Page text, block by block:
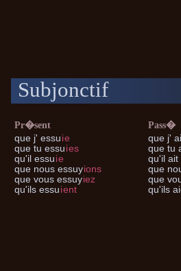
Subjonctif
Pr�sent
que j' essuie
que tu essuies
qu'il essuie
que nous essuyions
que vous essuyiez
qu'ils essuient
Pass�
que j'
que tu
qu'il ait
que
que
qu'ils